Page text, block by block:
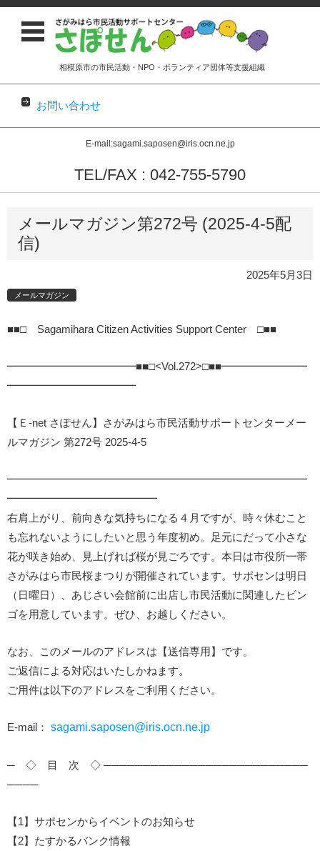
相模原市の市民活動・NPO・ボランティア団体等支援組織
お問い合わせ
E-mail:sagami.saposen@iris.ocn.ne.jp
TEL/FAX : 042-755-5790
コンテンツに移動
メールマガジン第272号 (2025-4-5配
信)
2025年5月3日
メールマガジン
■■□ Sagamihara Citizen Activities Support Center □■■
━━━━━━━━━━━━■■□<Vol.272>□■■━━━━━━━━
━━━━━━━━━━━━
【Ｅ-net さぽせん】さがみはら市民活動サポートセンターメー
ルマガジン 第272号 2025-4-5
━━━━━━━━━━━━━━━━━━━━━━━━━━━━
━━━━━━━━━━━━━━
右肩上がり、前向きな気持ちになる４月ですが、時々休むこと
も忘れないようにしたいと思う年度初め。足元にだって小さな
花が咲き始め、見上げれば桜が見ごろです。本日は市役所一帯
さがみはら市民桜まつりが開催されています。サポセンは明日
（日曜日）、あじさい会館前に出店し市民活動に関連したビン
ゴを用意しています。ぜひ、お越しください。
なお、このメールのアドレスは【送信専用】です。
ご返信による対応はいたしかねます。
ご用件は以下のアドレスをご利用ください。
E-mail： sagami.saposen@iris.ocn.ne.jp
─ ◇ 目 次 ◇ ──────────────────────────
────
【1】サポセンからイベントのお知らせ
【2】たすかるバンク情報